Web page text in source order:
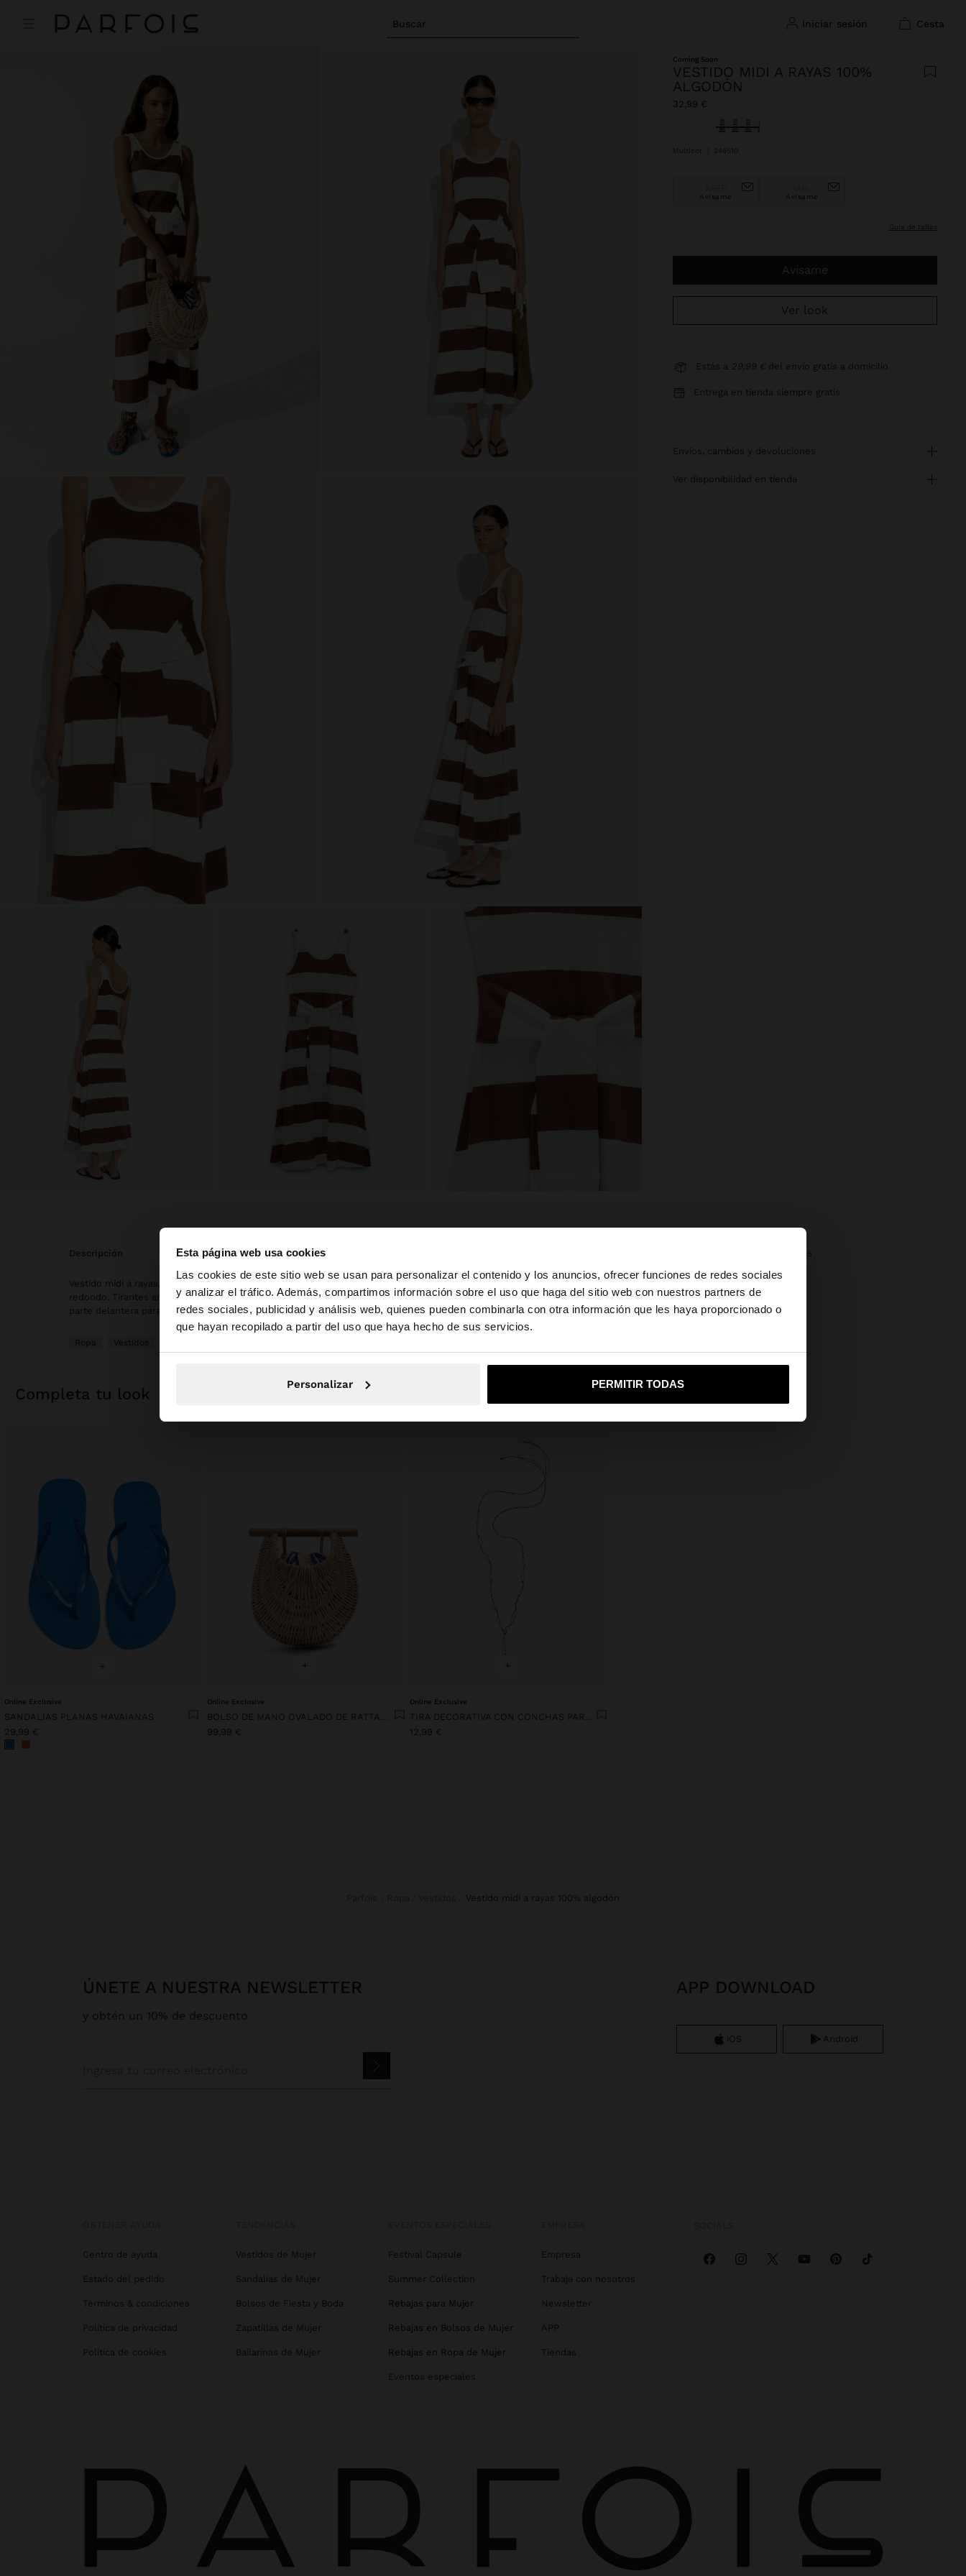
Esta página web usa cookies
Las cookies de este sitio web se usan para personalizar el contenido y los anuncios, ofrecer funciones de redes sociales
y analizar el tráfico. Además, compartimos información sobre el uso que haga del sitio web con nuestros partners de
redes sociales, publicidad y análisis web, quienes pueden combinarla con otra información que les haya proporcionado o
que hayan recopilado a partir del uso que haya hecho de sus servicios.
Personalizar PERMITIR TODAS
Buscar iniciar sesión cesta
hola ×
Estás accediendo a la web de España. ¿Quieres ir a la web de United States?
No, continuar en la web de España Sí, llévame a United States
Coming Soon
VESTIDO MIDI A RAYAS 100%
ALGODÓN
32,99 €
Seleccionado
Multicor 248510
Avísame Avísame
guía de tallas
Avísame
Ver look
Estás a 29,99 € del envío gratis a domicilio
Entrega en tienda siempre gratis
envíos, cambios y devoluciones
ver disponibilidad en tienda
descripción
Vestido midi a rayas, confeccionado con un 100 % de algodón. Cuello
redondo. Tirantes anchos. Corte evasé. Detalle del mismo tejido en la
parte delantera para anudar. La modelo mide 1,75 m y lleva la talla XS-S.
Ropa Vestidos
Composición: 100% Algodón
Devoluciones gratuitas
Pago seguro
Ayuda
completa tu look
+
Online Exclusive
SANDALIAS PLANAS HAVAIANAS
29,99 €
+
Online Exclusive
BOLSO DE MANO OVALADO DE RATTAN CON MADERA
99,99 €
+
Online Exclusive
TIRA DECORATIVA CON CONCHAS PARA CALZADO
12,99 €
vestido midi a rayas 100% algodón
ÚNETE A NUESTRA NEWSLETTER
y obtén un 10% de descuento
APP DOWNLOAD
iOS Android
Centro de ayuda
Estado del pedido
Términos & condiciones
Política de privacidad
Política de cookies
Vestidos de Mujer
Sandalias de Mujer
Bolsos de Fiesta y Boda
Zapatillas de Mujer
Bailarinas de Mujer
Festival Capsule
Summer Collection
Rebajas para Mujer
Rebajas en Bolsos de Mujer
Rebajas en Ropa de Mujer
Eventos especiales
Empresa
Trabaja con nosotros
Newsletter
APP
Tiendas